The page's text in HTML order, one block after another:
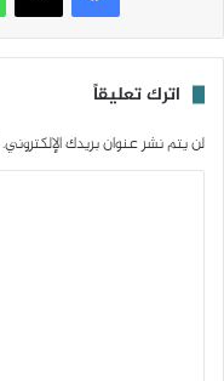
اترك تعليقاً
لن يتم نشر عنوان بريدك الإلكتروني.